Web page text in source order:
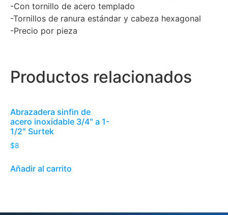
-Con tornillo de acero templado
-Tornillos de ranura estándar y cabeza hexagonal
-Precio por pieza
Productos relacionados
Abrazadera sinfin de
acero inoxidable 3/4″ a 1-
1/2″ Surtek
$8
Añadir al carrito